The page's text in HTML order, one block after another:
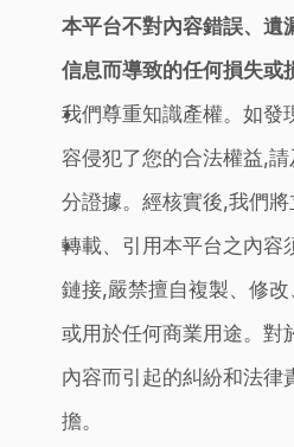
本平台不對內容錯誤、遺
信息而導致的任何損失或
我們尊重知識產權。如發
容侵犯了您的合法權益,
分證據。經核實後,我們將
轉載、引用本平台之內容
鏈接,嚴禁擅自複製、修
或用於任何商業用途。對
內容而引起的糾紛和法律
擔。